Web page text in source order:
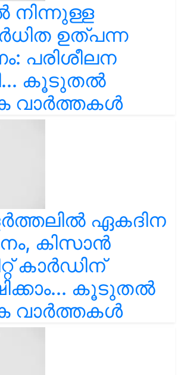
നിന്നുള്ള
ഉത്പന്ന
പരിശീലന
കൂടുതൽ
വാർത്തകൾ
ഏകദിന
കിസാൻ
കാർഡിന്
കൂടുതൽ
വാർത്തകൾ